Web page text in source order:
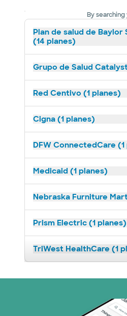
By
Plan de salud de
(14 planes)
Grupo de Salud
Red Centivo (1 planes)
Cigna (1 planes)
DFW ConnectedCare (1
Medicaid (1 planes)
Nebraska Furniture
Prism Electric (1 planes)
TriWest HealthCare (1